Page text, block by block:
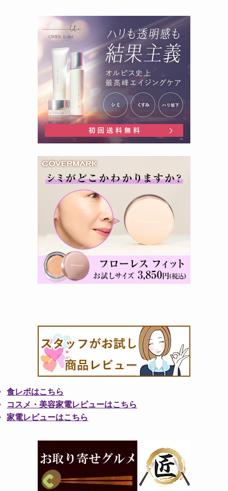
食レポはこちら
コスメ・美容家電レビューはこちら
家電レビューはこちら